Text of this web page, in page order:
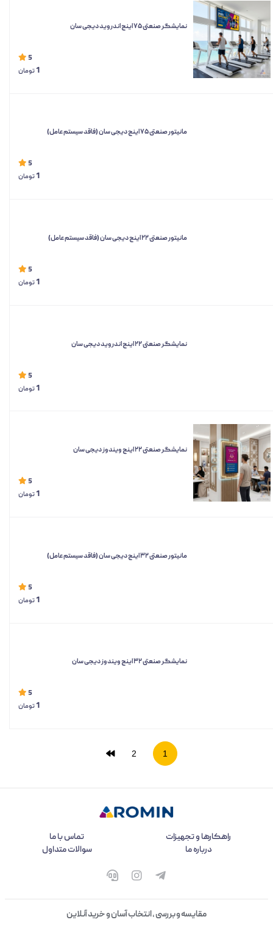
نمایشگر صنعتی ۷۵ اینچ اندروید دیجی سان
5
1تومان
مانیتور صنعتی ۷۵ اینچ دیجی سان (فاقد سیستم‌ عامل)
5
1تومان
مانیتور صنعتی ۲۲ اینچ دیجی سان (فاقد سیستم‌ عامل)
5
1تومان
نمایشگر صنعتی ۲۲ اینچ اندروید دیجی سان
5
1تومان
نمایشگر صنعتی ۲۲ اینچ ویندوز دیجی سان
5
1تومان
مانیتور صنعتی ۳۲ اینچ دیجی سان (فاقد سیستم‌ عامل)
5
1تومان
نمایشگر صنعتی ۳۲ اینچ ویندوز دیجی سان
5
1تومان
1
2
راهکارها و تجهیزات
تماس با ما
درباره ما
سوالات متداول
مقایسه و بررسی ، انتخاب آسان و خرید آنلاین